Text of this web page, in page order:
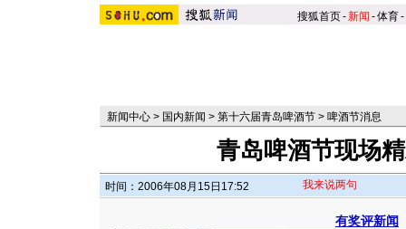
搜狐首页-新闻 -体育-
新闻中心 > 国内新闻 > 第十六届青岛啤酒节 > 啤酒节消息
青岛啤酒节现场
时间：2006年08月15日17:52 我来说两句
有奖评新闻